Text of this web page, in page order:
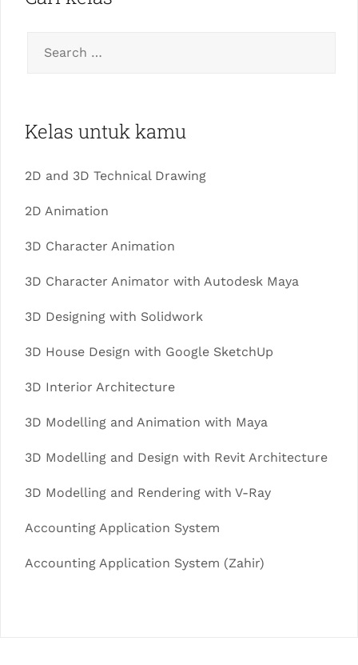
Kelas untuk kamu
2D and 3D Technical Drawing
2D Animation
3D Character Animation
3D Character Animator with Autodesk Maya
3D Designing with Solidwork
3D House Design with Google SketchUp
3D Interior Architecture
3D Modelling and Animation with Maya
3D Modelling and Design with Revit Architecture
3D Modelling and Rendering with V-Ray
Accounting Application System
Accounting Application System (Zahir)